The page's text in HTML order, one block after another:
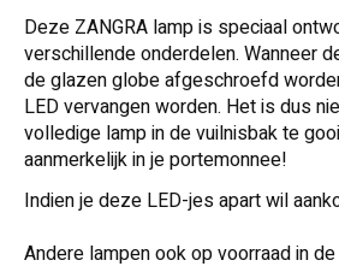
Deze ZANGRA lamp is speciaal
verschillende onderdelen. Wanneer
de glazen globe afgeschroefd
LED vervangen worden. Het is dus
volledige lamp in de vuilnisbak te
aanmerkelijk in je portemonnee!
Indien je deze LED-jes apart wil
Andere lampen ook op voorraad in